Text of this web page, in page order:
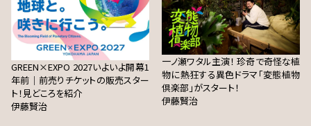
GREEN×EXPO 2027いよいよ開幕1
年前｜前売りチケットの販売スター
ト！見どころを紹介
伊藤賢治
一ノ瀬ワタル主演！ 珍奇で奇怪な植
物に熱狂する異色ドラマ「変態植物
倶楽部」がスタート！
伊藤賢治